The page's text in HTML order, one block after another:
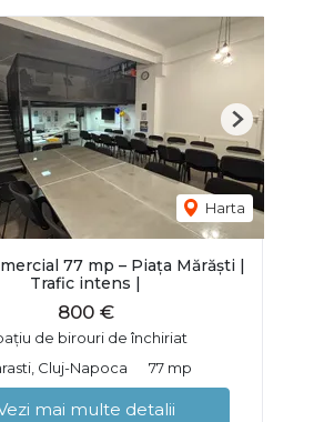
Harta
Next
77 mp – Piața Mărăști |
Trafic intens |
800 €
de birouri de închiriat
Cluj-Napoca
77 mp
mai multe detalii